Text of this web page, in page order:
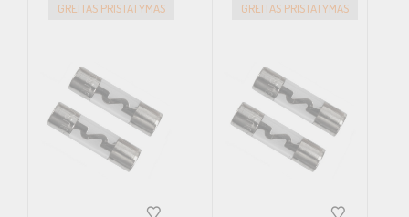
GREITAS PRISTATYMAS GREITAS PRISTATYMAS